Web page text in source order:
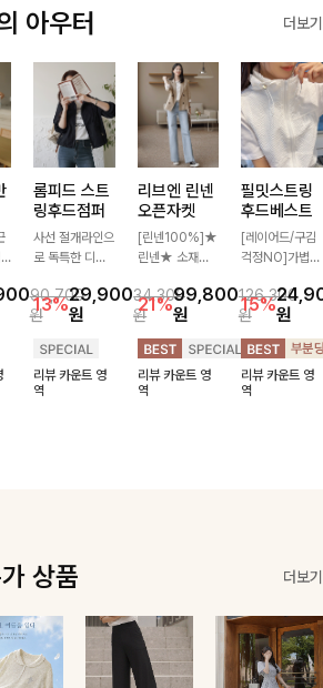
아우터 더보기
90,700
원
롬피드 스트
링후드점퍼
사선 절개라인으
로 독특한 디자
가볍고 심플해서
데일리로 간단하
스트링점퍼에요!
13%29,900
원
34,300
원
리뷰 카운트 영
역
리브엔 린넨
오픈자켓
[린넨100%]★
린넨★ 소재의
디자인으로 더욱
경쾌한 자켓! 자
수 디테일로 세
련된 포인트까지
모두 가진 믿을
만한 아이템이에
21%99,800
원
126,300
원
리뷰 카운트 영
역
필밋스트링
후드베스트
[레이어드/구김
걱정NO]가볍게
캐주얼 무드의
스트링 후드 베
스트 🖤 밑단 스
트링 디테일로
핏 조절이 가능
해 더욱 멋스럽
15%원
리뷰 카운트 영
역
상품 더보기